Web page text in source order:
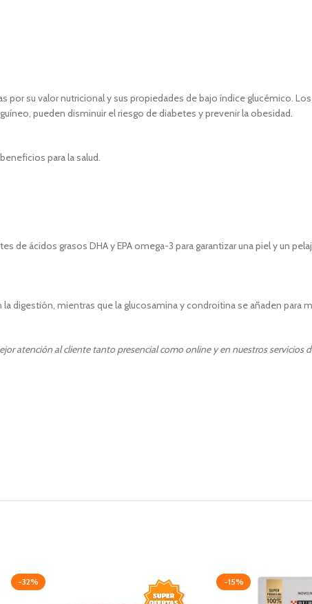
su valor nutricional y sus propiedades de bajo índice glucémico.
pueden disminuir el riesgo de diabetes y prevenir la obesidad.
para la salud.
ácidos grasos DHA y EPA omega-3 para garantizar una piel y un
mientras que la glucosamina y condroitina se añaden para
atención al cliente tanto presencial como online y en nuestros servicios
-32% -15%